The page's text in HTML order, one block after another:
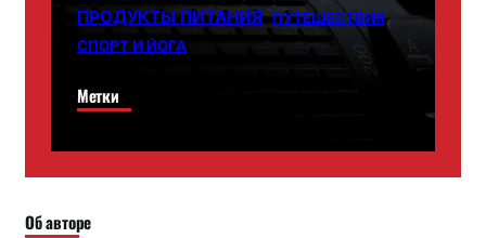
ПРОДУКТЫ ПИТАНИЯ ПУТЕШЕСТВИЯ
СПОРТ И ЙОГА
Метки
Об авторе